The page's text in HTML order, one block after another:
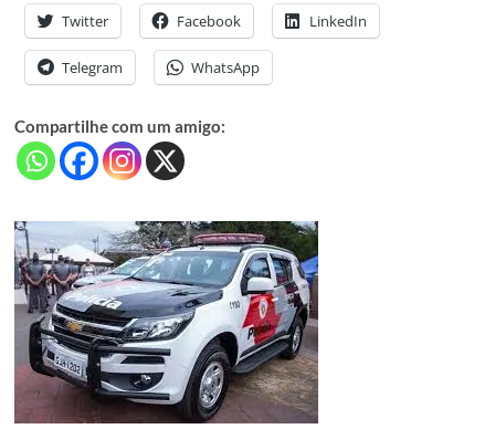
Twitter Facebook LinkedIn
Telegram WhatsApp
Compartilhe com um amigo: